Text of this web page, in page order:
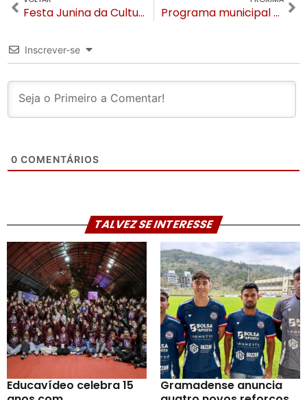
Festa Junina da Cultura é transferida para o dia 28 de junho em Gramado Programa municipal de saúde bucal alcança a marca de 352 próteses dentárias gratuitas entregues em Gramado
Inscrever-se
0 COMENTÁRIOS
TALVEZ SE INTERESSE
Educavídeo celebra 15
Gramadense anuncia